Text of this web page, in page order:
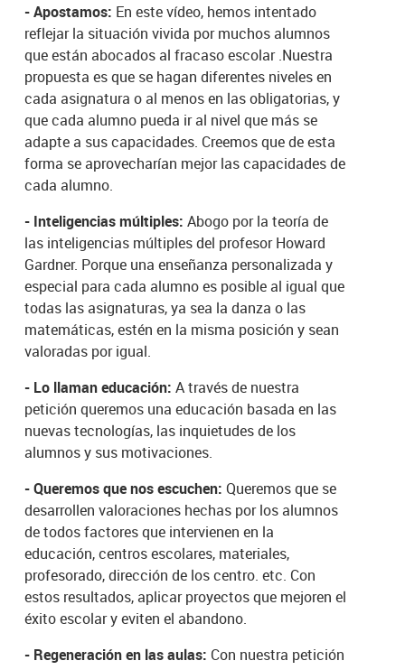
- Apostamos: En este vídeo, hemos intentado
reflejar la situación vivida por muchos alumnos
que están abocados al fracaso escolar .Nuestra
propuesta es que se hagan diferentes niveles en
cada asignatura o al menos en las obligatorias, y
que cada alumno pueda ir al nivel que más se
adapte a sus capacidades. Creemos que de esta
forma se aprovecharían mejor las capacidades de
cada alumno.
- Inteligencias múltiples:Abogo por la teoría de
las inteligencias múltiples del profesor Howard
Gardner. Porque una enseñanza personalizada y
especial para cada alumno es posible al igual que
todas las asignaturas, ya sea la danza o las
matemáticas, estén en la misma posición y sean
valoradas por igual.
- Lo llaman educación:A través de nuestra
petición queremos una educación basada en las
nuevas tecnologías, las inquietudes de los
alumnos y sus motivaciones.
- Queremos que nos escuchen: Queremos que se
desarrollen valoraciones hechas por los alumnos
de todos factores que intervienen en la
educación, centros escolares, materiales,
profesorado, dirección de los centro. etc. Con
estos resultados, aplicar proyectos que mejoren el
éxito escolar y eviten el abandono.
- Regeneración en las aulas: Con nuestra petición